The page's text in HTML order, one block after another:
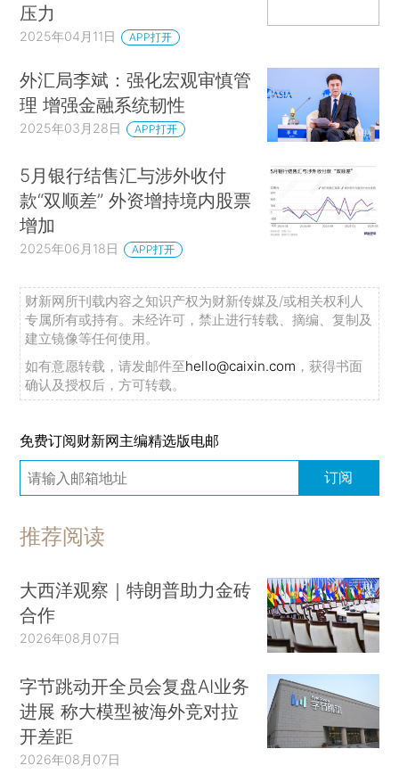
压力
2025年04月11日 APP打开
外汇局李斌：强化宏观审慎管
理 增强金融系统韧性
2025年03月28日 APP打开
5月银行结售汇与涉外收付
款“双顺差” 外资增持境内股票
增加
2025年06月18日 APP打开
财新网所刊载内容之知识产权为财新传媒及/或相关权利人
专属所有或持有。未经许可，禁止进行转载、摘编、复制及
建立镜像等任何使用。
如有意愿转载，请发邮件至hello@caixin.com ，获得书面
确认及授权后，方可转载。
免费订阅财新网主编精选版电邮
订阅
推荐阅读
大西洋观察｜特朗普助力金砖
合作
2026年08月07日
字节跳动开全员会复盘AI业务
进展 称大模型被海外竞对拉
开差距
2026年08月07日